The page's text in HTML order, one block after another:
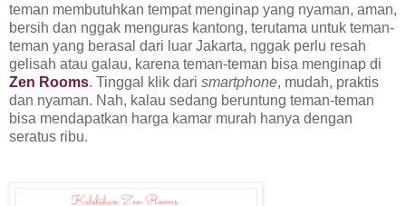
teman membutuhkan tempat menginap yang nyaman, aman,
bersih dan nggak menguras kantong, terutama untuk teman-
teman yang berasal dari luar Jakarta, nggak perlu resah
gelisah atau galau, karena teman-teman bisa menginap di
Zen Rooms. Tinggal klik dari smartphone, mudah, praktis
dan nyaman. Nah, kalau sedang beruntung teman-teman
bisa mendapatkan harga kamar murah hanya dengan
seratus ribu.